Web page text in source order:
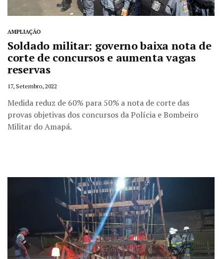
AMPLIAÇÃO
Soldado militar: governo baixa nota de
corte de concursos e aumenta vagas
reservas
17, Setembro, 2022
Medida reduz de 60% para 50% a nota de corte das
provas objetivas dos concursos da Polícia e Bombeiro
Militar do Amapá.